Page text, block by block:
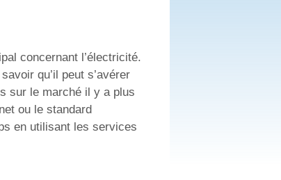
concernant l’électricité.
qu’il peut s’avérer
sur le marché il y a plus
ou le standard
en utilisant les services